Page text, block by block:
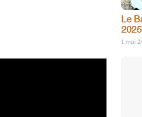
Le
1 mai